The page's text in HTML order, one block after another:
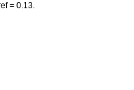
= 0.13.